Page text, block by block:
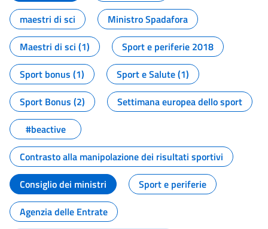
maestri di sci
Ministro Spadafora
Maestri di sci (1)
Sport e periferie 2018
Sport bonus (1)
Sport e Salute (1)
Sport Bonus (2)
Settimana europea dello sport
#beactive
Contrasto alla manipolazione dei risultati sportivi
Consiglio dei ministri
Sport e periferie
Agenzia delle Entrate